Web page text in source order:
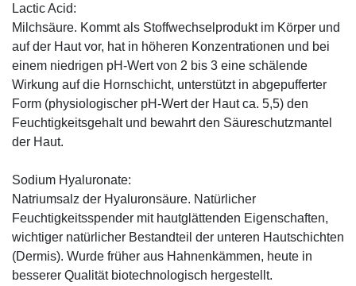
Lactic Acid:
Milchsäure. Kommt als Stoffwechselprodukt im Körper und
auf der Haut vor, hat in höheren Konzentrationen und bei
einem niedrigen pH-Wert von 2 bis 3 eine schälende
Wirkung auf die Hornschicht, unterstützt in abgepufferter
Form (physiologischer pH-Wert der Haut ca. 5,5) den
Feuchtigkeitsgehalt und bewahrt den Säureschutzmantel
der Haut.
Sodium Hyaluronate:
Natriumsalz der Hyaluronsäure. Natürlicher
Feuchtigkeitsspender mit hautglättenden Eigenschaften,
wichtiger natürlicher Bestandteil der unteren Hautschichten
(Dermis). Wurde früher aus Hahnenkämmen, heute in
besserer Qualität biotechnologisch hergestellt.